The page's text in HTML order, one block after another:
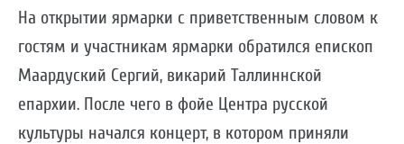
На открытии ярмарки с приветственным словом к
гостям и участникам ярмарки обратился епископ
Маардуский Сергий, викарий Таллиннской
епархии. После чего в фойе Центра русской
культуры начался концерт, в котором приняли